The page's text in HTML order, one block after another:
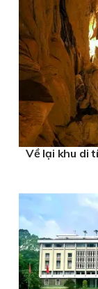
Về lại khu di